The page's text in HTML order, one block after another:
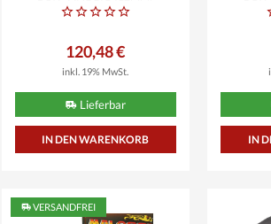
120,48 €
inkl. 19% MwSt.
Lieferbar
VERSANDFREI